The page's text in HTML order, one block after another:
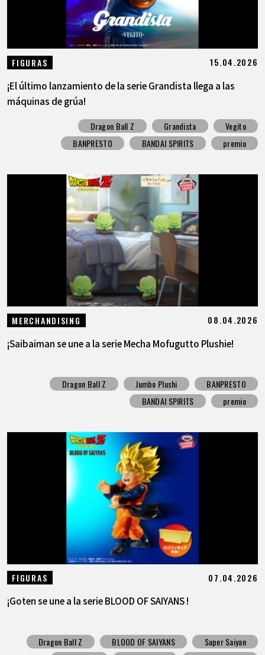
FIGURAS 15.04.2026
¡El último lanzamiento de la serie Grandista llega a las
máquinas de grúa!
Dragon Ball Z Grandista
Vegito
BANPRESTO
BANDAI SPIRITS premio
MERCHANDISING 08.04.2026
¡Saibaiman se une a la serie Mecha Mofugutto Plushie!
Dragon Ball Z Jumbo Plushi
BANPRESTO
BANDAI SPIRITS
premio
FIGURAS 07.04.2026
¡Goten se une a la serie BLOOD OF SAIYANS !
Dragon Ball Z BLOOD OF SAIYANS
Super Saiyan